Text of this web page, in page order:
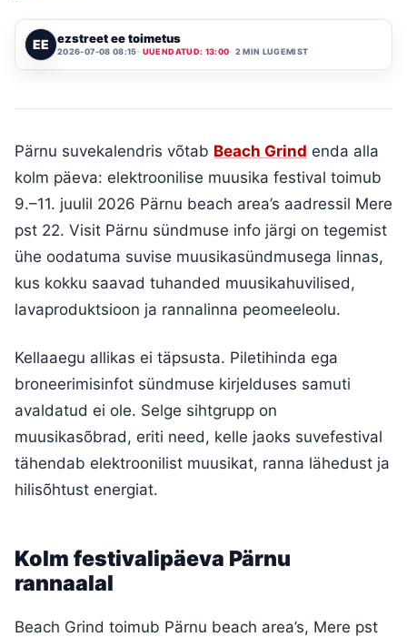
EE ezstreet ee toimetus
2026-07-08 08:15 UUENDATUD: 13:00 2 MIN LUGEMIST
Pärnu suvekalendris võtab Beach Grind enda alla
kolm päeva: elektroonilise muusika festival toimub
9.–11. juulil 2026 Pärnu beach area’s aadressil Mere
pst 22. Visit Pärnu sündmuse info järgi on tegemist
ühe oodatuma suvise muusikasündmusega linnas,
kus kokku saavad tuhanded muusikahuvilised,
lavaproduktsioon ja rannalinna peomeeleolu.
Kellaaegu allikas ei täpsusta. Piletihinda ega
broneerimisinfot sündmuse kirjelduses samuti
avaldatud ei ole. Selge sihtgrupp on
muusikasõbrad, eriti need, kelle jaoks suvefestival
tähendab elektroonilist muusikat, ranna lähedust ja
hilisõhtust energiat.
Kolm festivalipäeva Pärnu
rannaalal
Beach Grind toimub Pärnu beach area’s, Mere pst